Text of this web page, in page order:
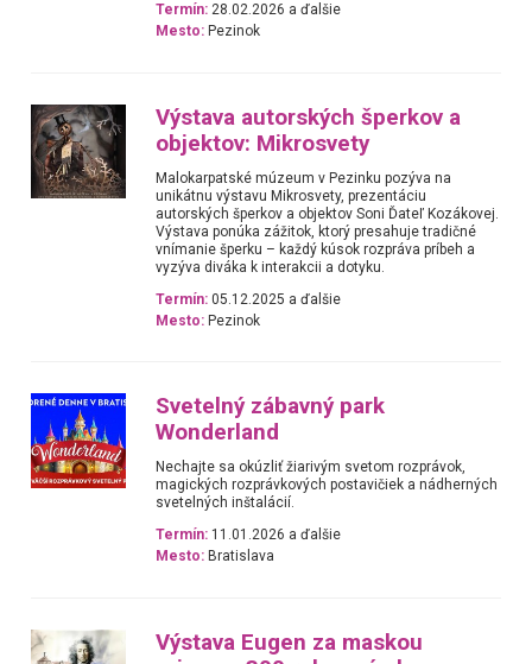
Termín: 28.02.2026 a ďalšie
Mesto: Pezinok
Výstava autorských šperkov a
objektov: Mikrosvety
Malokarpatské múzeum v Pezinku pozýva na
unikátnu výstavu Mikrosvety, prezentáciu
autorských šperkov a objektov Soni Ďateľ Kozákovej.
Výstava ponúka zážitok, ktorý presahuje tradičné
vnímanie šperku – každý kúsok rozpráva príbeh a
vyzýva diváka k interakcii a dotyku.
Termín: 05.12.2025 a ďalšie
Mesto: Pezinok
Svetelný zábavný park
Wonderland
Nechajte sa okúzliť žiarivým svetom rozprávok,
magických rozprávkových postavičiek a nádherných
svetelných inštalácií.
Termín: 11.01.2026 a ďalšie
Mesto: Bratislava
Výstava Eugen za maskou